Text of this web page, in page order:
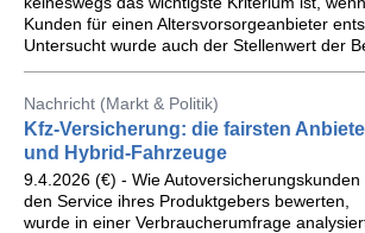
Kunden für einen Altersvorsorgeanbieter
Untersucht wurde auch der Stellenwert der
Nachricht (Markt & Politik)
Kfz-Versicherung: die fairsten
und Hybrid-Fahrzeuge
9.4.2026 (€) - Wie Autoversicherungskunden
den Service ihres Produktgebers bewerten,
wurde in einer Verbraucherumfrage